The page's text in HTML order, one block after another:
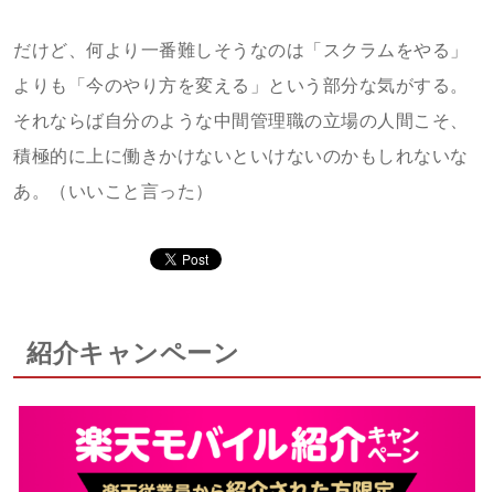
だけど、何より一番難しそうなのは「スクラムをやる」
よりも「今のやり方を変える」という部分な気がする。
それならば自分のような中間管理職の立場の人間こそ、
積極的に上に働きかけないといけないのかもしれないな
あ。（いいこと言った）
紹介キャンペーン